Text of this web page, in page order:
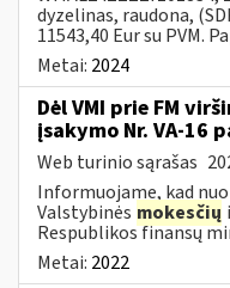
dyzelinas, raudona,
11543,40 Eur su PVM.
Metai: 2024
Dėl VMI prie FM
įsakymo Nr. VA-16
Web turinio sąrašas
Informuojame, kad
Valstybinės mokesčių
Respublikos finansų
Metai: 2022